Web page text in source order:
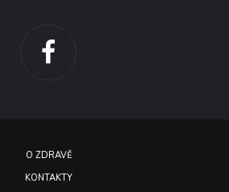
O ZDRAVĚ
KONTAKTY